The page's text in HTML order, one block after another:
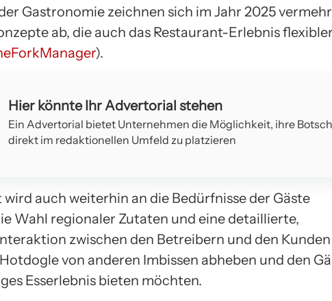
Gastronomie zeichnen sich im Jahr 2025
ab, die auch das Restaurant-Erlebnis flexibler
).
Hier könnte Ihr Advertorial stehen
Ein Advertorial bietet Unternehmen die Möglichkeit, ihre
direkt im redaktionellen Umfeld zu platzieren
wird auch weiterhin an die Bedürfnisse der Gäste
Wahl regionaler Zutaten und eine detaillierte,
zwischen den Betreibern und den
von anderen Imbissen abheben und den
Esserlebnis bieten möchten.